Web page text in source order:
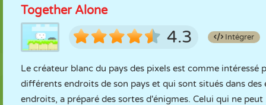
Together Alone
4.3 Intégrer
Le créateur blanc du pays des pixels est comme
différents endroits de son pays et qui sont situés dans
endroits, a préparé des sortes d'énigmes. Celui qui ne